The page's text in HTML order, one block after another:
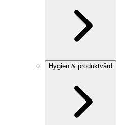
Hygien & produktvård